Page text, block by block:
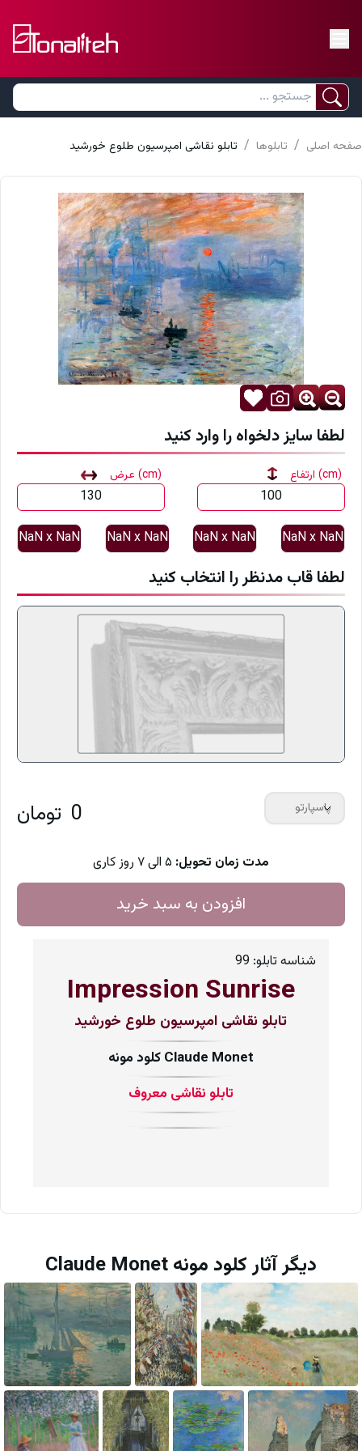
صفحه اصلی / تابلوها / تابلو نقاشی امپرسیون طلوع خورشید
لطفا سایز دلخواه را وارد کنید
عرض (cm) ارتفاع (cm)
NaNx NaN NaNx NaN NaNx NaN NaNx NaN
لطفا قاب مدنظر را انتخاب کنید
پاسپارتو 0 تومان
مدت زمان تحویل: ۵ الی ۷ روز کاری
افزودن به سبد خرید
شناسه تابلو:99
Impression Sunrise
تابلو نقاشی امپرسیون طلوع خورشید
کلود مونه Claude Monet
تابلو نقاشی معروف
دیگر آثار کلود مونه Claude Monet